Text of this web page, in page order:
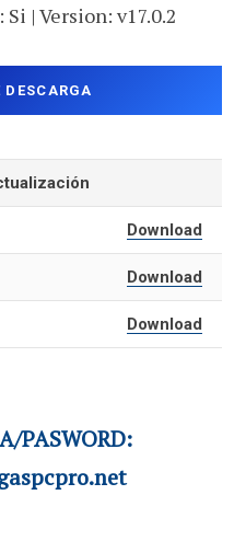
| Version: v17.0.2
DESCARGA
Download
Download
Download
PASWORD: